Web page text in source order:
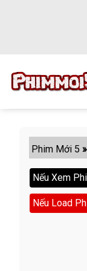
Phim Mới 5 »
Nếu Xem
Nếu Load